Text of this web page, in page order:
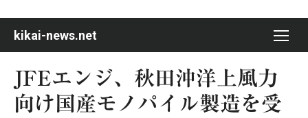
content
kikai-news.net
JFEエンジ、秋田沖洋上風力
向け国産モノパイル製造を受